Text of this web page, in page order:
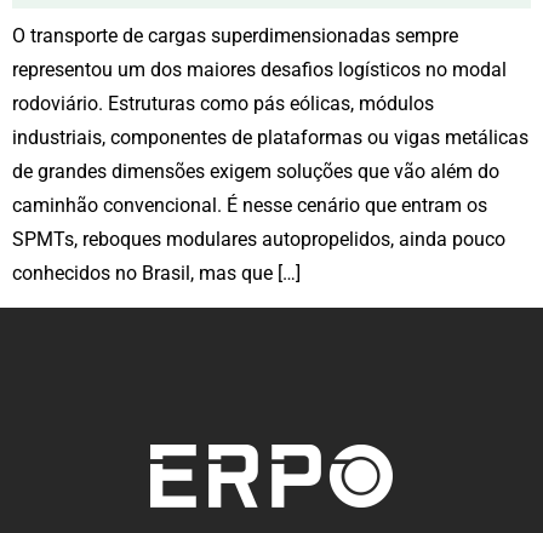
O transporte de cargas superdimensionadas sempre
representou um dos maiores desafios logísticos no modal
rodoviário. Estruturas como pás eólicas, módulos
industriais, componentes de plataformas ou vigas metálicas
de grandes dimensões exigem soluções que vão além do
caminhão convencional. É nesse cenário que entram os
SPMTs, reboques modulares autopropelidos, ainda pouco
conhecidos no Brasil, mas que […]